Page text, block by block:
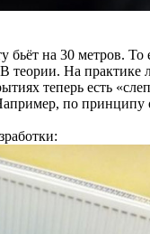
бьёт на 30 метров.
На практике
теперь есть
по